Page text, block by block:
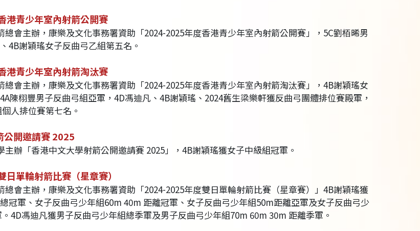
港青少年室內射箭公開賽
總會主辦，康樂及文化事務署資助「2024-2025年度香港青少年室內射箭公開賽」，5C劉栢晞男
4B謝穎瑤女子反曲弓乙組第五名。
港青少年室內射箭淘汰賽
總會主辦，康樂及文化事務署資助「2024-2025年度香港青少年室內射箭淘汰賽」，4B謝穎瑤女
陳栩豐男子反曲弓組亞軍，4D馮迪凡、4B謝穎瑤、2024舊生梁樂軒獲反曲弓團體排位賽殿軍，
人排位賽第七名。
公開邀請賽 2025
主辦「香港中文大學射箭公開邀請賽 2025」，4B謝穎瑤獲女子中級組冠軍。
單輪射箭比賽（星章賽）
總會主辦，康樂及文化事務署資助「2024-2025年度雙日單輪射箭比賽（星章賽）」4B謝穎瑤獲
冠軍、女子反曲弓少年組60m 40m 距離冠軍、女子反曲弓少年組50m距離亞軍及女子反曲弓少
4D馮迪凡獲男子反曲弓少年組總季軍及男子反曲弓少年組70m 60m 30m 距離季軍。